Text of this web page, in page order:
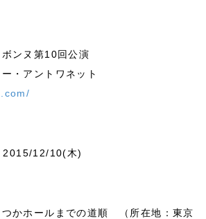
ボンヌ第10回公演
・アントワネット
12/10(木)
つかホールまでの道順 （所在地：東京